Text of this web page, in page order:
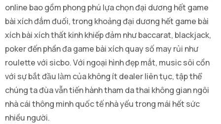
online bao gồm phong phú lựa chọn đại dương hết game
bài xích đắm đuối, trong khoảng đại dương hết game bài
xích bài xích thất kinh khiếp đảm như baccarat, blackjack,
poker đến phần đa game bài xích quay số may rủi như
roulette với sicbo. Với ngoại hình đẹp mắt, music sôi cồn
với sự bắt đầu làm của không ít dealer liên tục, tập thể
chúng ta đùa vẫn tiến hành tham da thai không gian ngôi
nhà cái thông minh quốc tế nhà yếu trong mái hết sức
nhiều người.